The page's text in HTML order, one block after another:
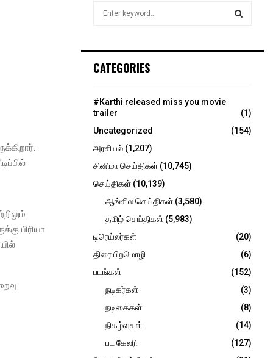
பிரியா
h
o
r
C
CATEGORIES
#Karthi released miss you movie
trailer
(1)
Uncategorized
(154)
அரசியல் (1,207)
சினிமா செய்திகள் (10,745)
செய்திகள் (10,139)
ஆங்கில செய்திகள் (3,580)
தமிழ் செய்திகள் (5,983)
டிரெய்லர்கள்
(20)
திரை பிறமொழி
(6)
படங்கள்
(152)
நடிகர்கள்
(3)
நடிகைகள்
(8)
நிகழ்வுகள்
(14)
பட கேலரி
(127)